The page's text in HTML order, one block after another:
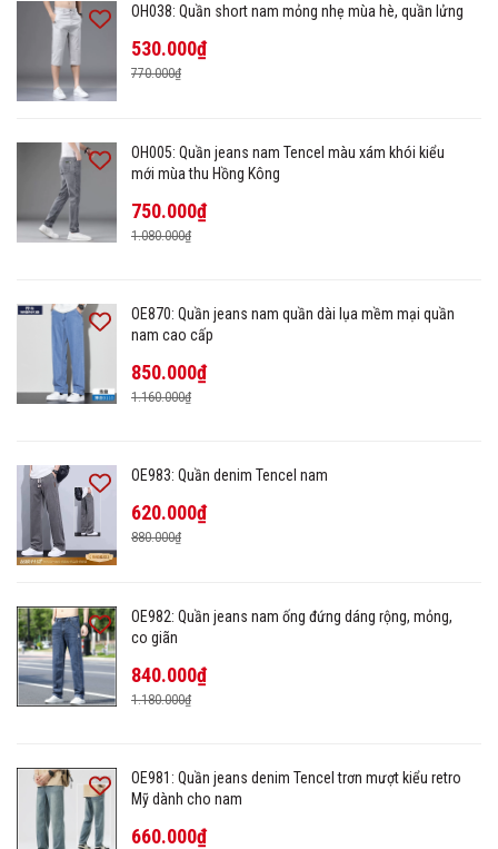
OH038: Quần short nam mỏng nhẹ mùa hè, quần lửng
530.000₫
770.000₫
OH005: Quần jeans nam Tencel màu xám khói kiểu
mới mùa thu Hồng Kông
750.000₫
1.080.000₫
OE870: Quần jeans nam quần dài lụa mềm mại quần
nam cao cấp
850.000₫
1.160.000₫
OE983: Quần denim Tencel nam
620.000₫
880.000₫
OE982: Quần jeans nam ống đứng dáng rộng, mỏng,
co giãn
840.000₫
1.180.000₫
OE981: Quần jeans denim Tencel trơn mượt kiểu retro
Mỹ dành cho nam
660.000₫